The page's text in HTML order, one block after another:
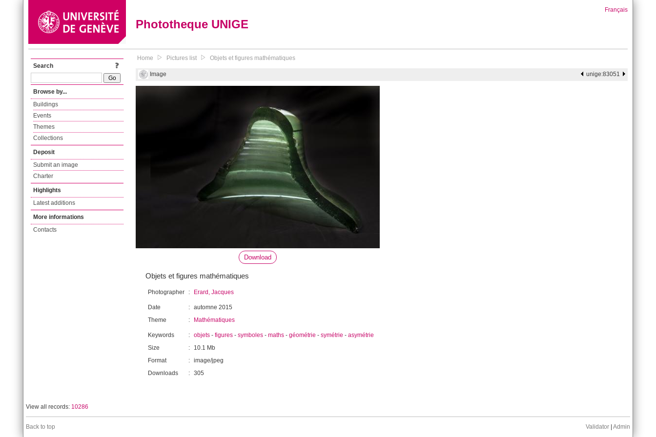
Phototheque UNIGE
Français
Search
Browse by...
Buildings
Events
Themes
Collections
Deposit
Submit an image
Charter
Highlights
Latest additions
More informations
Contacts
Home Pictures list Objets et figures mathématiques
Image unige:83051
Download
Objets et figures mathématiques
Photographer : Erard, Jacques
Date : automne 2015
Theme
: Mathématiques
Keywords : objets - figures - symboles - maths - géométrie - symétrie - asymétrie
Size
:
10.1 Mb
Format
: image/jpeg
Downloads
: 305
View all records: 10286
Back to top Validator Admin